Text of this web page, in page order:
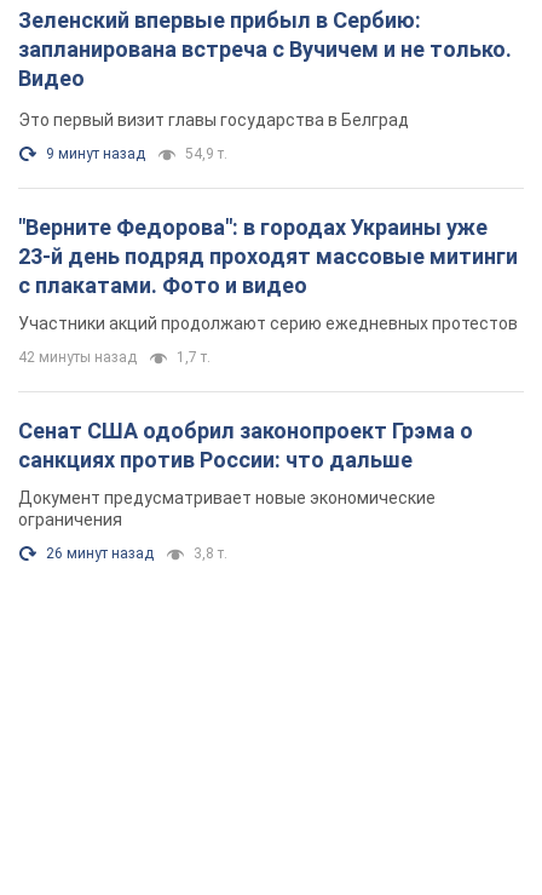
Зеленский впервые прибыл в Сербию:
запланирована встреча с Вучичем и не только.
Видео
Это первый визит главы государства в Белград
9 минут назад 54,9 т.
"Верните Федорова": в городах Украины уже
23-й день подряд проходят массовые митинги
с плакатами. Фото и видео
Участники акций продолжают серию ежедневных протестов
42 минуты назад 1,7 т.
Сенат США одобрил законопроект Грэма о
санкциях против России: что дальше
Документ предусматривает новые экономические
ограничения
26 минут назад 3,8 т.